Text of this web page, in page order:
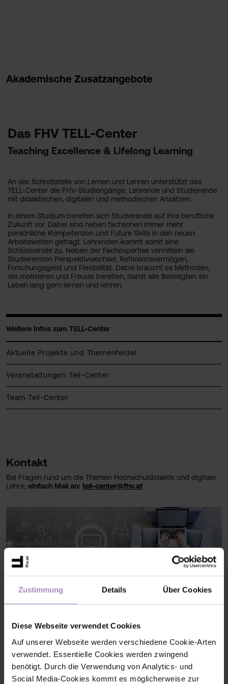
Zustimmung Details Über Cookies
Diese Webseite verwendet Cookies
Auf unserer Webseite werden verschiedene Cookie-Arten
verwendet. Essentielle Cookies werden zwingend
benötigt. Durch die Verwendung von Analytics- und
Social Media-Cookies kommt es möglicherweise zur
Akademische Zusatzangebote
Das FHV TELL-Center
Teaching Excellence & Lifelong Learning
An der Schnittstelle von Lernen und Lehren unterstützt das
TELL-Center die FHV-Studiengänge, Lehrende und Studierende
mit didaktischen, digitalen und methodischen Ansätzen.
In einem Studium bereiten sich Studierende auf ihre berufliche
Zukunft vor. Dabei sind neben fachlichen immer mehr
persönliche Kompetenzen und Future Skills in den neuen
Arbeitswelten gefragt. Lehrenden kommt somit eine
Schlüsselrolle zu. Neben der Fachexpertise vermitteln sie
Studierenden Perspektivwechsel, Reflexionsvermögen,
Forschungsgeist und Flexibilität. Dabei braucht es Methoden,
die motivieren und Freude bereiten, damit alle Beteiligten ein
Leben lang gern lernen und lehren.
Weitere Infos zum TELL-Center
Aktuelle Projekte und Themenfelder
Veranstaltungen Tell-Center
Team Tell-Center
Kontakt
Bei Fragen rund um die Themen Hochschuldidaktik und digitale
Lehre, einfach Mail an: tell-center@fhv.at